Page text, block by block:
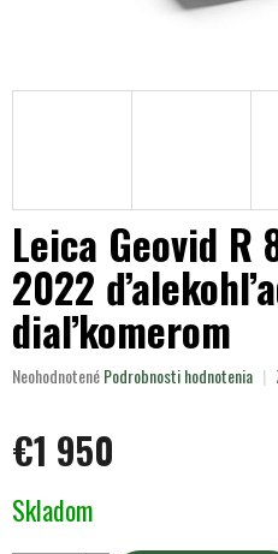
Leica Geovid R
2022
diaľkomerom
Priemerné
je
0,0
5
NeohodnotenéPodrobnosti hodnotenia
€1 950
cena:
Skladom